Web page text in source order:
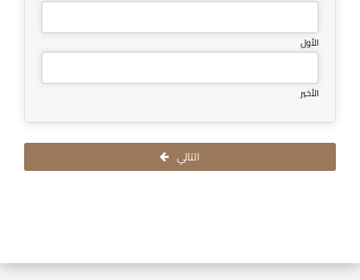
الأول
الأخير
التالي